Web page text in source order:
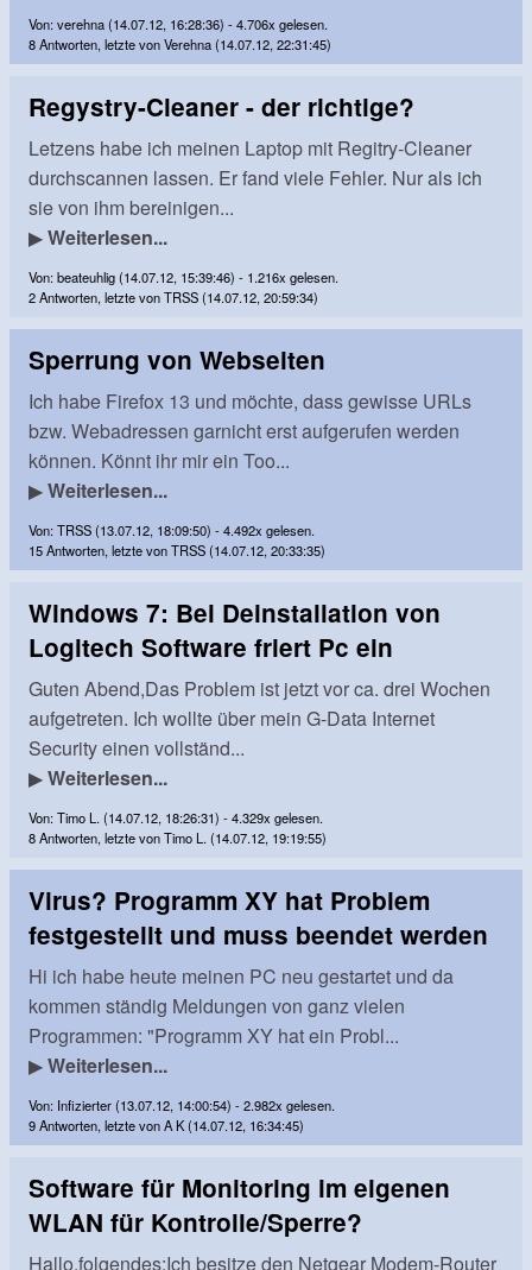
Von: verehna (14.07.12, 16:28:36) - 4.706x gelesen.
8 Antworten, letzte von Verehna (14.07.12, 22:31:45)
Regystry-Cleaner - der richtige?
Letzens habe ich meinen Laptop mit Regitry-Cleaner
durchscannen lassen. Er fand viele Fehler. Nur als ich
sie von ihm bereinigen...
▶Weiterlesen...
Von: beateuhlig (14.07.12, 15:39:46) - 1.216x gelesen.
2 Antworten, letzte von TRSS (14.07.12, 20:59:34)
Sperrung von Webseiten
Ich habe Firefox 13 und möchte, dass gewisse URLs
bzw. Webadressen garnicht erst aufgerufen werden
können. Könnt ihr mir ein Too...
▶Weiterlesen...
Von: TRSS (13.07.12, 18:09:50) - 4.492x gelesen.
15 Antworten, letzte von TRSS (14.07.12, 20:33:35)
Windows 7: Bei Deinstallation von
Logitech Software friert Pc ein
Guten Abend,Das Problem ist jetzt vor ca. drei Wochen
aufgetreten. Ich wollte über mein G-Data Internet
Security einen vollständ...
▶Weiterlesen...
Von: Timo L. (14.07.12, 18:26:31) - 4.329x gelesen.
8 Antworten, letzte von Timo L. (14.07.12, 19:19:55)
Virus? Programm XY hat Problem
festgestellt und muss beendet werden
Hi ich habe heute meinen PC neu gestartet und da
kommen ständig Meldungen von ganz vielen
Programmen: "Programm XY hat ein Probl...
▶Weiterlesen...
Von: Infizierter (13.07.12, 14:00:54) - 2.982x gelesen.
9 Antworten, letzte von A K (14.07.12, 16:34:45)
Software für Monitoring im eigenen
WLAN für Kontrolle/Sperre?
Hallo,folgendes:Ich besitze den Netgear Modem-Router